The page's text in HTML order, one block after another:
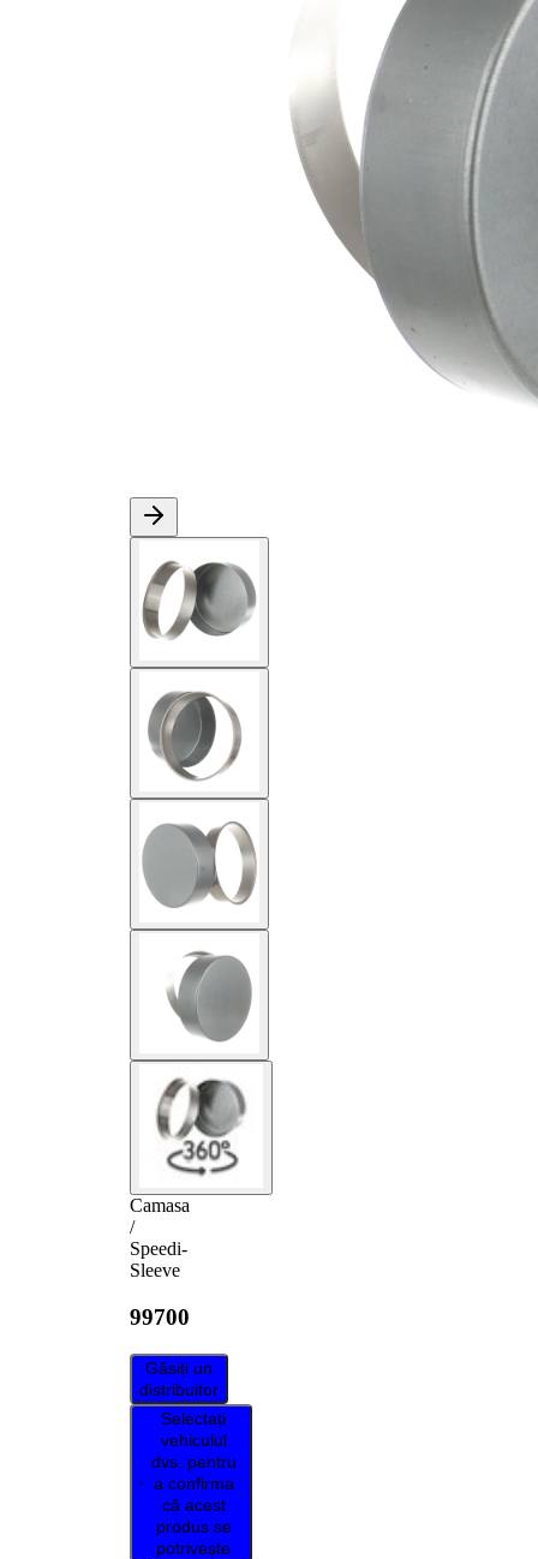
Camasa
/
Speedi-
Sleeve
99700
Găsiți un
distribuitor
Selectați
vehiculul
dvs. pentru
a confirma
că acest
produs se
potrivește